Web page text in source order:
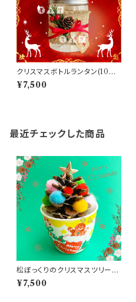
クリスマスボトルランタン(10人
分)
¥7,500
最近チェックした商品
松ぼっくりのクリスマスツリー(1
0人分)
¥7,500